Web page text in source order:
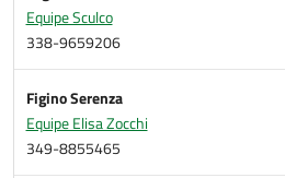
Equipe Sculco
338-9659206
Figino Serenza
Equipe Elisa Zocchi
349-8855465